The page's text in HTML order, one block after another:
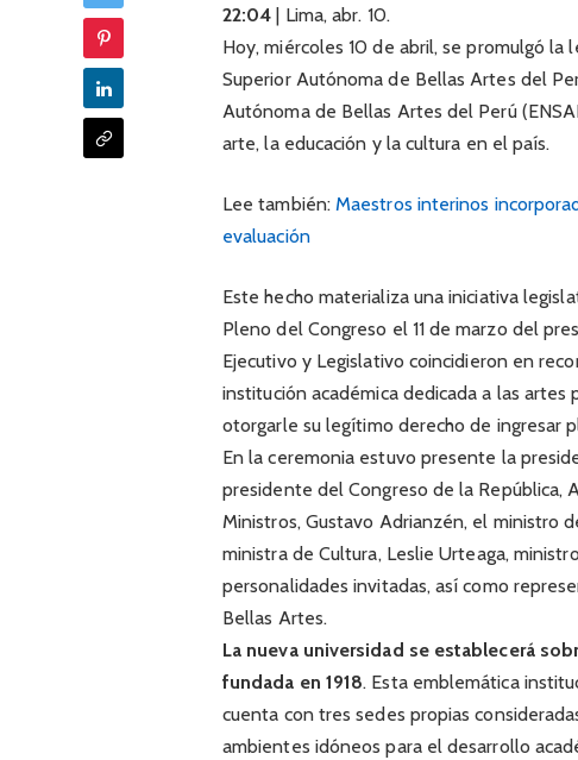
22:04| Lima, abr. 10.
Hoy, miércoles 10 de abril, se promulgó la
Superior Autónoma de Bellas Artes del
Autónoma de Bellas Artes del Perú
arte, la educación y la cultura en el país.
Lee también: Maestros interinos
evaluación
Este hecho materializa una iniciativa
Pleno del Congreso el 11 de marzo del
Ejecutivo y Legislativo coincidieron en
institución académica dedicada a las artes
otorgarle su legítimo derecho de ingresar
En la ceremonia estuvo presente la
presidente del Congreso de la República,
Ministros, Gustavo Adrianzén, el ministro
ministra de Cultura, Leslie Urteaga,
personalidades invitadas, así como
Bellas Artes.
La nueva universidad se establecerá
fundada en 1918. Esta emblemática
cuenta con tres sedes propias
ambientes idóneos para el desarrollo